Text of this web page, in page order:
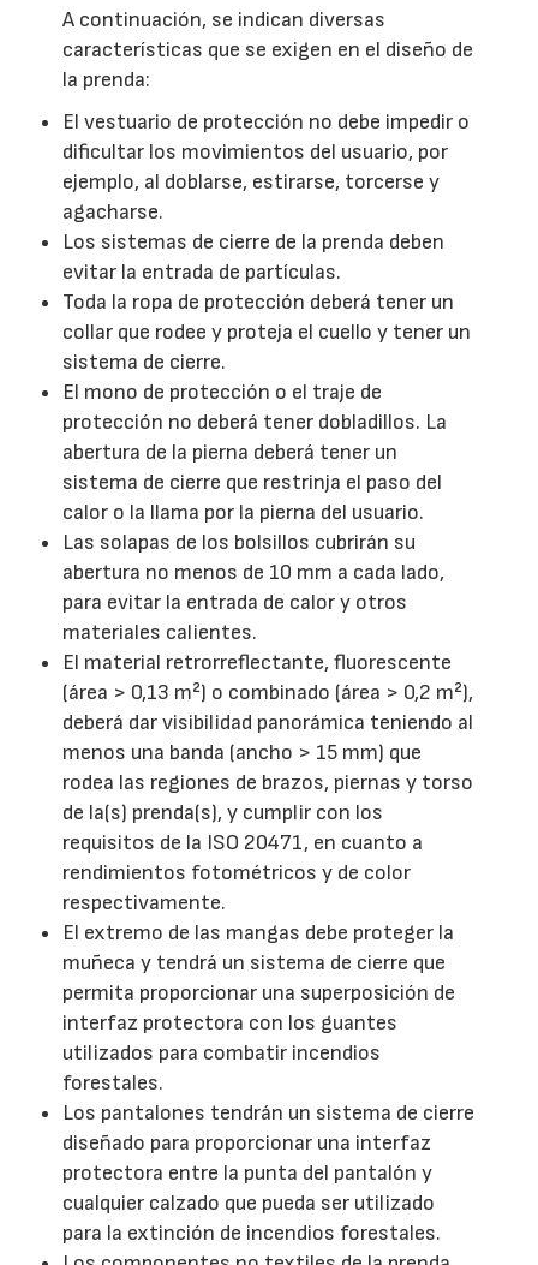
A continuación, se indican diversas
características que se exigen en el diseño de
la prenda:
El vestuario de protección no debe impedir o
dificultar los movimientos del usuario, por
ejemplo, al doblarse, estirarse, torcerse y
agacharse.
Los sistemas de cierre de la prenda deben
evitar la entrada de partículas.
Toda la ropa de protección deberá tener un
collar que rodee y proteja el cuello y tener un
sistema de cierre.
El mono de protección o el traje de
protección no deberá tener dobladillos. La
abertura de la pierna deberá tener un
sistema de cierre que restrinja el paso del
calor o la llama por la pierna del usuario.
Las solapas de los bolsillos cubrirán su
abertura no menos de 10 mm a cada lado,
para evitar la entrada de calor y otros
materiales calientes.
El material retrorreflectante, fluorescente
(área > 0,13 m²) o combinado (área > 0,2 m²),
deberá dar visibilidad panorámica teniendo al
menos una banda (ancho > 15 mm) que
rodea las regiones de brazos, piernas y torso
de la(s) prenda(s), y cumplir con los
requisitos de la ISO 20471, en cuanto a
rendimientos fotométricos y de color
respectivamente.
El extremo de las mangas debe proteger la
muñeca y tendrá un sistema de cierre que
permita proporcionar una superposición de
interfaz protectora con los guantes
utilizados para combatir incendios
forestales.
Los pantalones tendrán un sistema de cierre
diseñado para proporcionar una interfaz
protectora entre la punta del pantalón y
cualquier calzado que pueda ser utilizado
para la extinción de incendios forestales.